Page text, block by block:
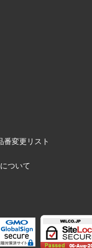
番変更リスト
ついて